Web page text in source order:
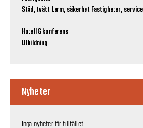
Städ, tvätt Larm, säkerhet Fastigheter, service
Hotell & konferens
Utbildning
Nyheter
Inga nyheter för tillfället.